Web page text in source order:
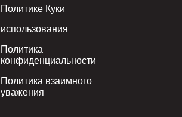
Политике Куки
использования
Политика
конфиденциальности
Политика взаимного
уважения